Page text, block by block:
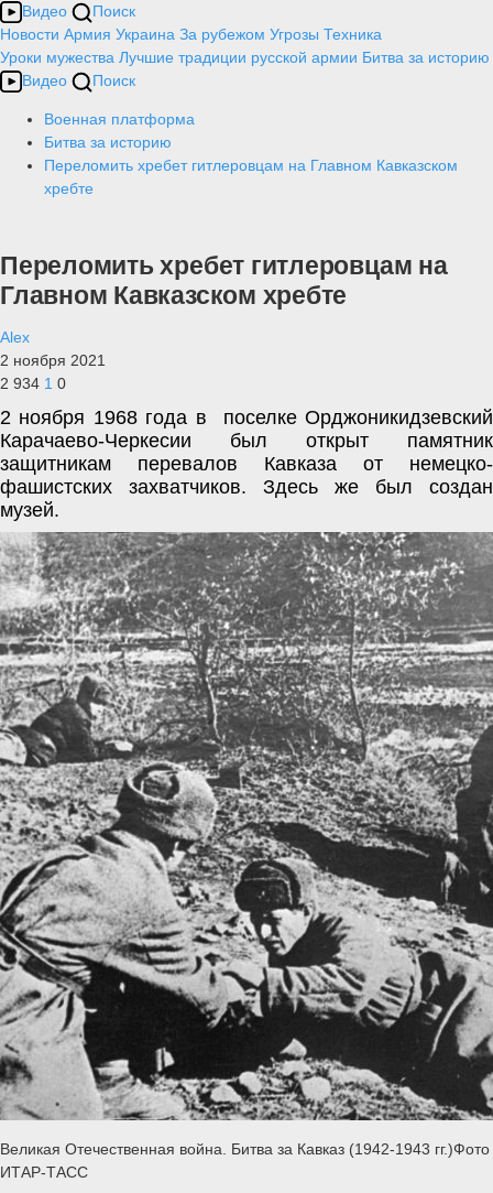
Видео
Поиск
Новости Армия Украина За рубежом Угрозы Техника
Уроки мужества Лучшие традиции русской армии Битва за историю
Видео
Поиск
Военная платформа
Битва за историю
Переломить хребет гитлеровцам на Главном Кавказском
хребте
Переломить хребет гитлеровцам на
Главном Кавказском хребте
Alex
2 ноября 2021
2 934 1 0
2 ноября 1968 года в  поселке Орджоникидзевский
Карачаево-Черкесии был открыт памятник
защитникам перевалов Кавказа от немецко-
фашистских захватчиков. Здесь же был создан
музей.
Великая Отечественная война. Битва за Кавказ (1942-1943 гг.)Фото
ИТАР-ТАСС